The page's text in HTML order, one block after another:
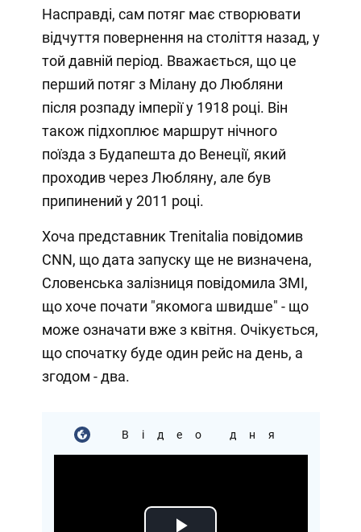
Насправді, сам потяг має створювати
відчуття повернення на століття назад, у
той давній період. Вважається, що це
перший потяг з Мілану до Любляни
після розпаду імперії у 1918 році. Він
також підхоплює маршрут нічного
поїзда з Будапешта до Венеції, який
проходив через Любляну, але був
припинений у 2011 році.
Хоча представник Trenitalia повідомив
CNN, що дата запуску ще не визначена,
Словенська залізниця повідомила ЗМІ,
що хоче почати "якомога швидше" - що
може означати вже з квітня. Очікується,
що спочатку буде один рейс на день, а
згодом - два.
Відео дня